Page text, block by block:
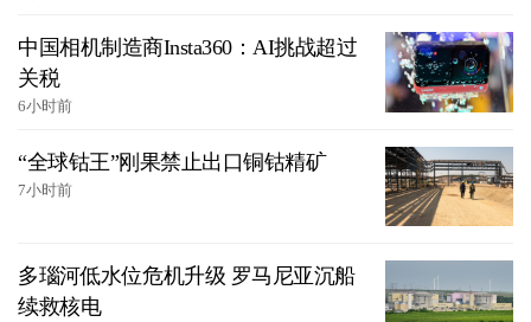
中国相机制造商Insta360：AI挑战超过
关税
6小时前
“全球钴王”刚果禁止出口铜钴精矿
7小时前
多瑙河低水位危机升级 罗马尼亚沉船
续救核电